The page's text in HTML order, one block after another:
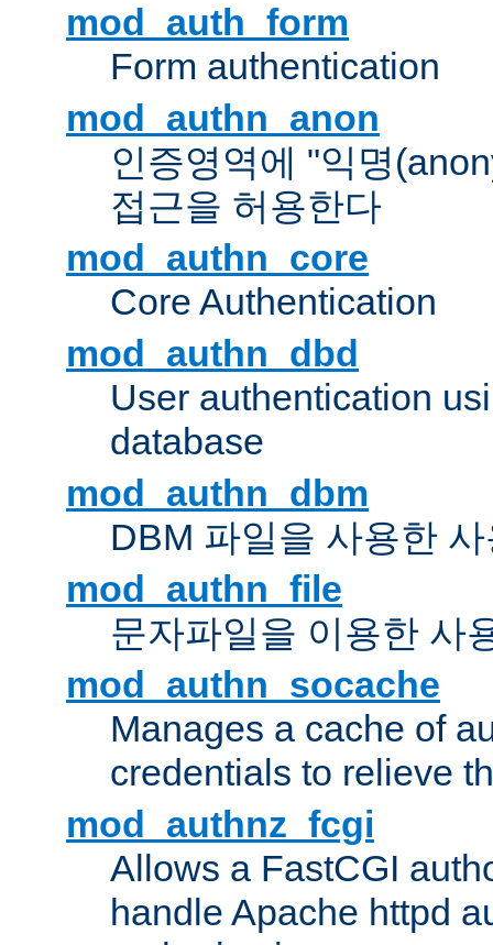
mod_auth_form
Form authentication
mod_authn_anon
인증영역에 "익명
접근을 허용한다
mod_authn_core
Core Authentication
mod_authn_dbd
User authentication
database
mod_authn_dbm
DBM 파일을 사용한
mod_authn_file
문자파일을 이용한 사
mod_authn_socache
Manages a cache of
credentials to relieve
mod_authnz_fcgi
Allows a FastCGI
handle Apache httpd